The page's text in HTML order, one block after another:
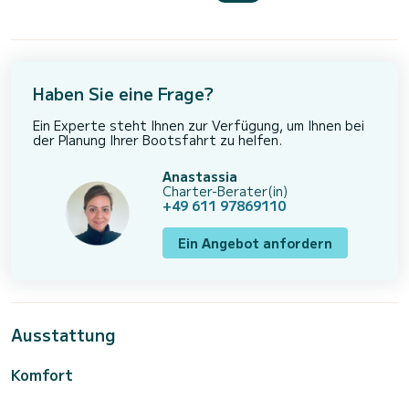
Haben Sie eine Frage?
Ein Experte steht Ihnen zur Verfügung, um Ihnen bei
der Planung Ihrer Bootsfahrt zu helfen.
Anastassia
Charter-Berater(in)
+49 611 97869110
Ein Angebot anfordern
Ausstattung
Komfort